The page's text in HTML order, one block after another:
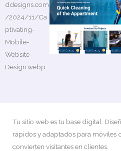
Tu sitio web es tu base digital.
rápidos y adaptados para móviles
convierten visitantes en clientes.